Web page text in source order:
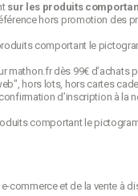
sur les produits
hors promotion des
comportant le
mathon.fr dès 99€
hors lots, hors cartes
d’inscription à la
comportant le
commerce et de la vente à